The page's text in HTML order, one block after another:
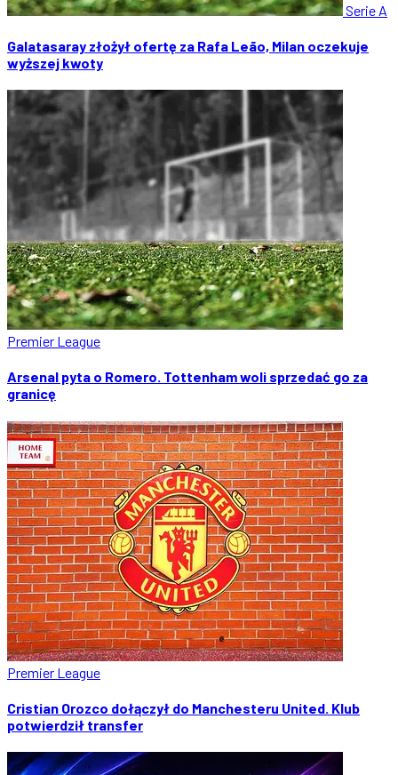
Serie A
Galatasaray złożył ofertę za Rafa Leão, Milan oczekuje
wyższej kwoty
Premier League
Arsenal pyta o Romero. Tottenham woli sprzedać go za
granicę
Premier League
Cristian Orozco dołączył do Manchesteru United. Klub
potwierdził transfer